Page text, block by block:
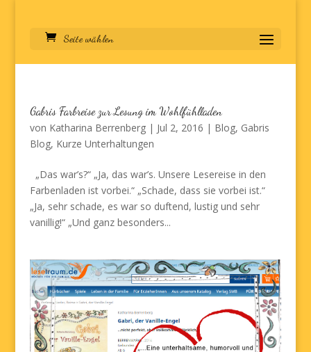
Seite wählen
Gabris Farbreise zur Lesung im Wohlfühlladen
von Katharina Berrenberg| Jul 2, 2016 | Blog, Gabris
Blog, Kurze Unterhaltungen
„Das war’s?“ „Ja, das war’s. Unsere Lesereise in den
Farbenladen ist vorbei.“ „Schade, dass sie vorbei ist.“
„Ja, sehr schade, es war so duftend, lustig und sehr
vanillig!“ „Und ganz besonders...